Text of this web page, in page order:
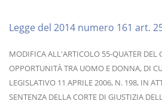
Legge del 2014 numero 161 art.
MODIFICA ALL'ARTICOLO 55-QUATER DEL
OPPORTUNITÀ TRA UOMO E DONNA, DI
LEGISLATIVO 11 APRILE 2006, N. 198, IN
SENTENZA DELLA CORTE DI GIUSTIZIA